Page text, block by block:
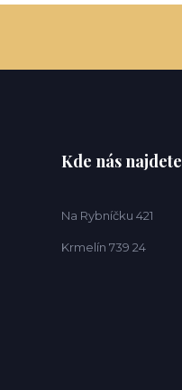
Kde nás najdete
Na Rybníčku 421
Krmelín 739 24